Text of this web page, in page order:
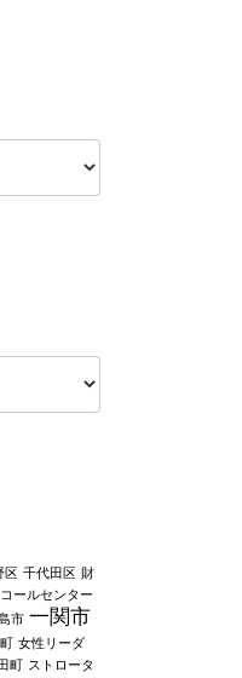
区 千代田区 財
コールセンター
市 一関市
女性リーダ
町 ストロータ